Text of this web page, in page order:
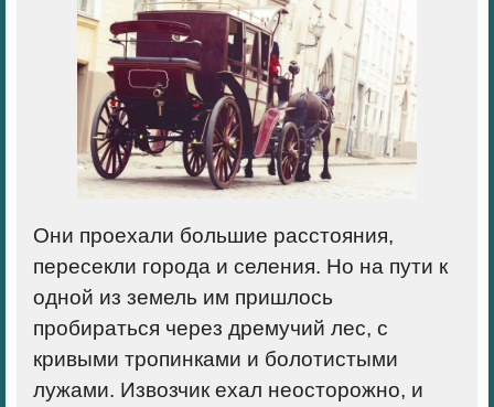
Они проехали большие расстояния,
пересекли города и селения. Но на пути к
одной из земель им пришлось
пробираться через дремучий лес, с
кривыми тропинками и болотистыми
лужами. Извозчик ехал неосторожно, и